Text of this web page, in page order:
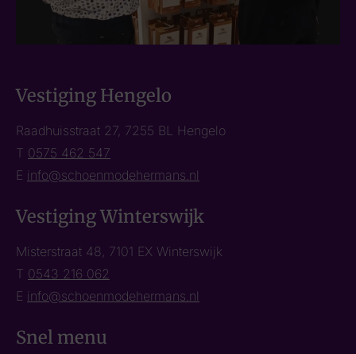
Vestiging Hengelo
Raadhuisstraat 27, 7255 BL Hengelo
T 0575 462 547
E info@schoenmodehermans.nl
Vestiging Winterswijk
Misterstraat 48, 7101 EX Winterswijk
T 0543 216 062
E info@schoenmodehermans.nl
Snel menu